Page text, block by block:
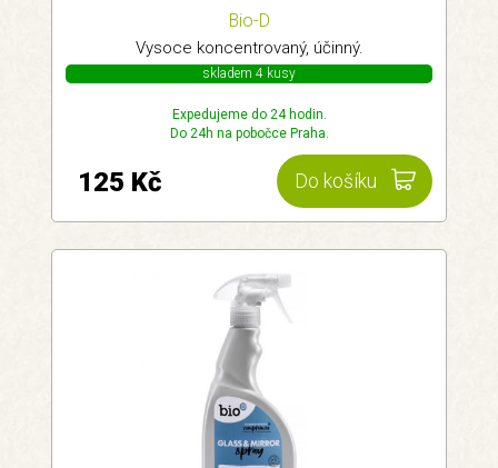
Bio-D
Vysoce koncentrovaný, účinný.
skladem 4 kusy
Expedujeme do 24 hodin.
Do 24h na pobočce Praha.
Do košíku
125 Kč